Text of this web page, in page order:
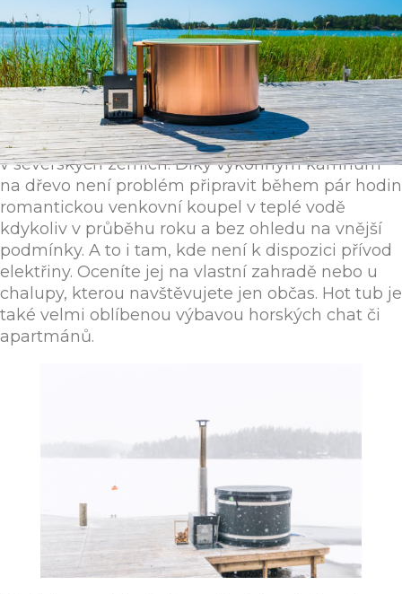
Celodřevěné koupací kádě jsou už desítky let
oblíbeným vybavením rekreačních objektů
v severských zemích. Díky výkonným kamnům
na dřevo není problém připravit během pár hodin
romantickou venkovní koupel v teplé vodě
kdykoliv v průběhu roku a bez ohledu na vnější
podmínky. A to i tam, kde není k dispozici přívod
elektřiny. Oceníte jej na vlastní zahradě nebo u
chalupy, kterou navštěvujete jen občas. Hot tub je
také velmi oblíbenou výbavou horských chat či
apartmánů.